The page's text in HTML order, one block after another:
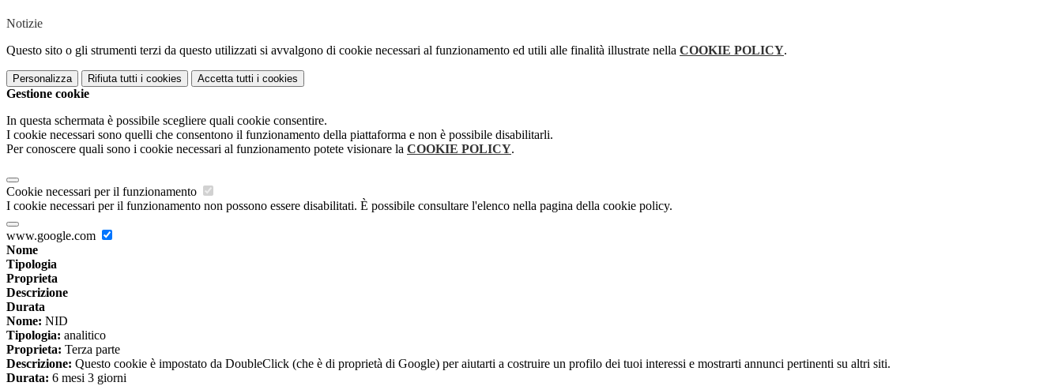
Notizie
Questo sito o gli strumenti terzi da questo utilizzati si avvalgono di cookie necessari al funzionamento ed utili alle finalità illustrate nella COOKIE POLICY.
Personalizza Rifiuta tutti i cookies Accetta tutti i cookies
Gestione cookie
In questa schermata è possibile scegliere quali cookie consentire.
I cookie necessari sono quelli che consentono il funzionamento della piattaforma e non è possibile disabilitarli.
Per conoscere quali sono i cookie necessari al funzionamento potete visionare la COOKIE POLICY.
Cookie necessari per il funzionamento
I cookie necessari per il funzionamento non possono essere disabilitati. È possibile consultare l'elenco nella pagina della cookie policy.
www.google.com
Nome
Tipologia
Proprieta
Descrizione
Durata
Nome: NID
Tipologia: analitico
Proprieta: Terza parte
Descrizione: Questo cookie è impostato da DoubleClick (che è di proprietà di Google) per aiutarti a costruire un profilo dei tuoi interessi e mostrarti annunci pertinenti su altri siti.
Durata: 6 mesi 3 giorni